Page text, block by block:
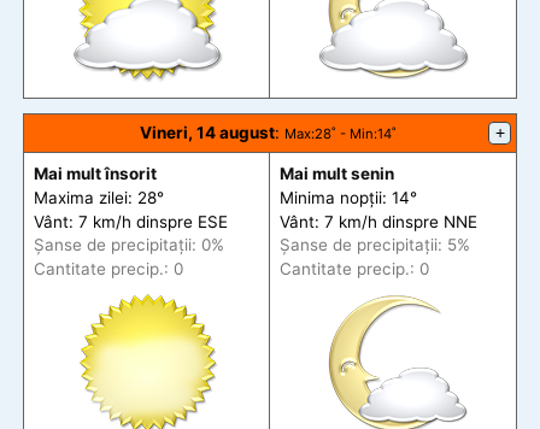
Vineri, 14 august: Max:28˚ - Min:14˚ +
Mai mult însorit
Maxima zilei: 28°
Vânt: 7 km/h dinspre ESE
Șanse de precipitații: 0%
Cantitate precip.: 0
Mai mult senin
Minima nopții: 14°
Vânt: 7 km/h dinspre NNE
Șanse de precipitații: 5%
Cantitate precip.: 0